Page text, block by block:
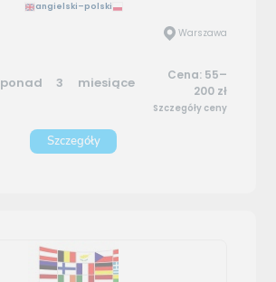
angielski–polski
Warszawa
ponad 3 miesiące
Cena: 55–
200 zł
Szczegóły ceny
Szczegóły